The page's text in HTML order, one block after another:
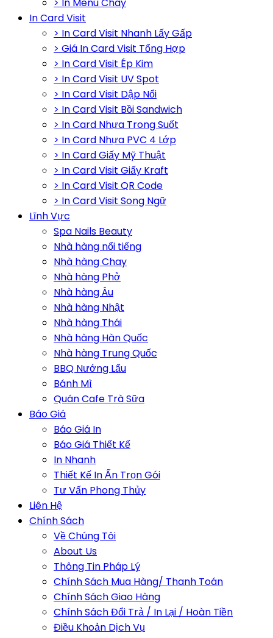
> In Menu Chay
In Card Visit
> In Card Visit Nhanh Lấy Gấp
> Giá In Card Visit Tổng Hợp
> In Card Visit Ép Kim
> In Card Visit UV Spot
> In Card Visit Dập Nổi
> In Card Visit Bồi Sandwich
> In Card Nhựa Trong Suốt
> In Card Nhựa PVC 4 Lớp
> In Card Giấy Mỹ Thuật
> In Card Visit Giấy Kraft
> In Card Visit QR Code
> In Card Visit Song Ngữ
Lĩnh Vực
Spa Nails Beauty
Nhà hàng nổi tiếng
Nhà hàng Chay
Nhà hàng Phở
Nhà hàng Âu
Nhà hàng Nhật
Nhà hàng Thái
Nhà hàng Hàn Quốc
Nhà hàng Trung Quốc
BBQ Nướng Lẩu
Bánh Mì
Quán Cafe Trà Sữa
Báo Giá
Báo Giá In
Báo Giá Thiết Kế
In Nhanh
Thiết Kế In Ấn Trọn Gói
Tư Vấn Phong Thủy
Liên Hệ
Chính Sách
Về Chúng Tôi
About Us
Thông Tin Pháp Lý
Chính Sách Mua Hàng/ Thanh Toán
Chính Sách Giao Hàng
Chính Sách Đổi Trả / In Lại / Hoàn Tiền
Điều Khoản Dịch Vụ